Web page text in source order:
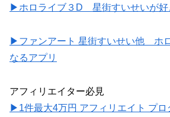
▶ホロライブ３D 星街すいせいが好
▶ファンアート 星街すいせい他 ホ
なるアプリ
アフィリエイター必見
▶1件最大4万円 アフィリエイト プロ